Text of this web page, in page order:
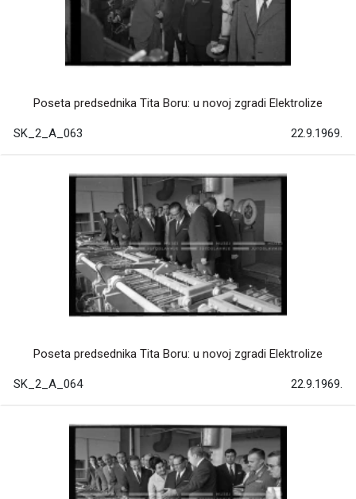
Poseta predsednika Tita Boru: u novoj zgradi Elektrolize
SK_2_A_063 22.9.1969.
Poseta predsednika Tita Boru: u novoj zgradi Elektrolize
SK_2_A_064 22.9.1969.